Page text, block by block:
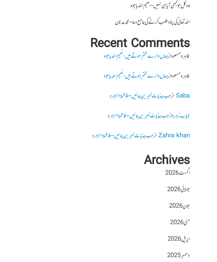
وہ کل جو کبھی آیا ہی نہیں – نعیم اللہ باجوہ
اللہ تعالیٰ کی پناہ طلب کرنے کی جامع دعا – محمد عدنان
Recent Comments
طاہرہ مسعودازجہاں دائرے ختم ہوتے ہیں- نعیم اللہ باجوہ
طاہرہ مسعودازجہاں دائرے ختم ہوتے ہیں- نعیم اللہ باجوہ
Sabaازجب جذبات خبر بن جائیں – فاطمۃالزہرہ
نایاب زہرہازجب جذبات خبر بن جائیں – فاطمۃالزہرہ
Zahra khanازجب جذبات خبر بن جائیں – فاطمۃالزہرہ
Archives
اگست 2026
جولائی 2026
جون 2026
مئی 2026
اپریل 2026
دسمبر 2025